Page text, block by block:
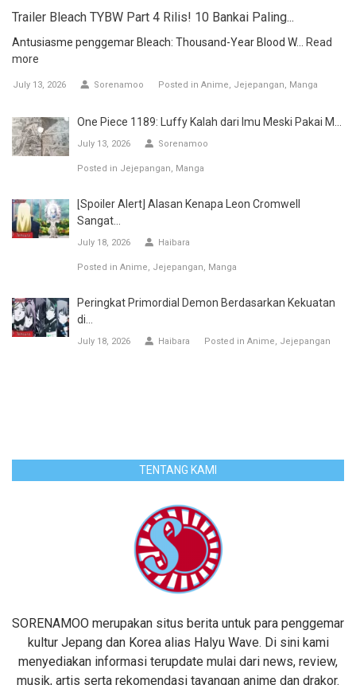
Trailer Bleach TYBW Part 4 Rilis! 10 Bankai Paling...
Antusiasme penggemar Bleach: Thousand-Year Blood W...
Read
more
July 13, 2026 Sorenamoo Posted in Anime Jejepangan Manga
One Piece 1189: Luffy Kalah dari Imu Meski Pakai M...
July 13, 2026 Sorenamoo
Posted in Jejepangan Manga
[Spoiler Alert] Alasan Kenapa Leon Cromwell
Sangat...
July 18, 2026 Haibara
Posted in Anime Jejepangan Manga
Peringkat Primordial Demon Berdasarkan Kekuatan
di...
July 18, 2026 Haibara Posted in Anime Jejepangan
TENTANG KAMI
SORENAMOO merupakan situs berita untuk para penggemar
kultur Jepang dan Korea alias Halyu Wave. Di sini kami
menyediakan informasi terupdate mulai dari news, review,
musik, artis serta rekomendasi tayangan anime dan drakor.